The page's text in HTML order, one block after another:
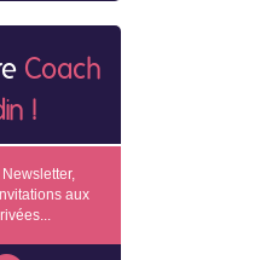
Coach
!
aux